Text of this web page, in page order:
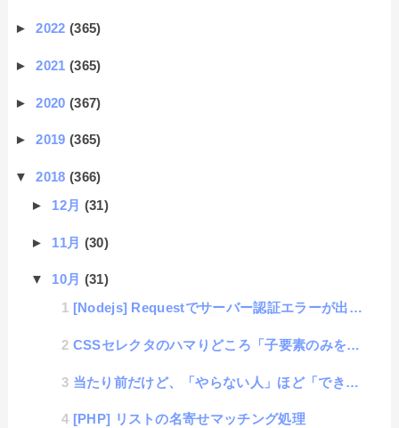
►2022(365)
►2021(365)
►2020(367)
►2019(365)
▼2018(366)
► 12月 (31)
► 11月 (30)
▼ 10月 (31)
[Nodejs] Requestでサーバー認証エラーが出た時の対処方法
CSSセレクタのハマりどころ「子要素のみを選択する方法」
当たり前だけど、「やらない人」ほど「できない」法則
[PHP] リストの名寄せマッチング処理